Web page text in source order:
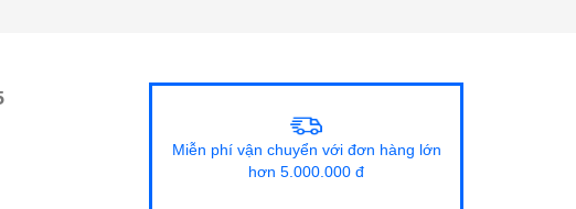
Miễn phí vận chuyển với đơn hàng lớn
hơn 5.000.000 đ